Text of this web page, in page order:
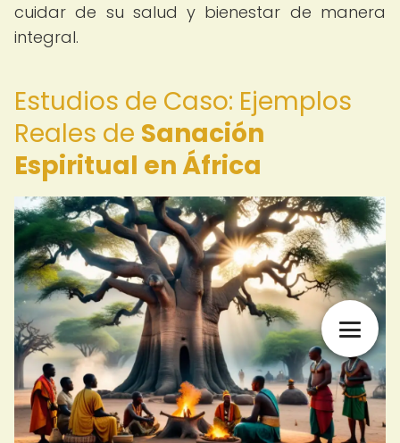
cuidar de su salud y bienestar de manera
integral.
Estudios de Caso: Ejemplos
Reales de Sanación
Espiritual en África